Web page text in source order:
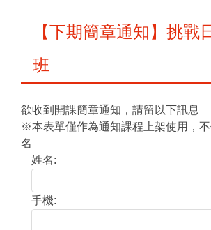
【下期簡章通知】挑戰
班
欲收到開課簡章通知，請留以下訊息
※本表單僅作為通知課程上架使用，
名
姓名:
手機: